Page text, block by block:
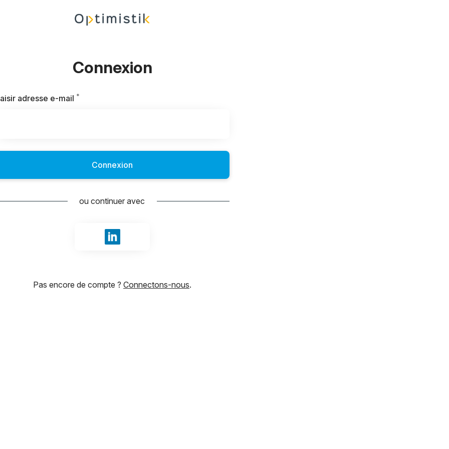
Connexion
adresse e-mail *
Connexion
ou continuer avec
Se connecter avec LinkedIn
Pas encore de compte ? Connectons-nous.